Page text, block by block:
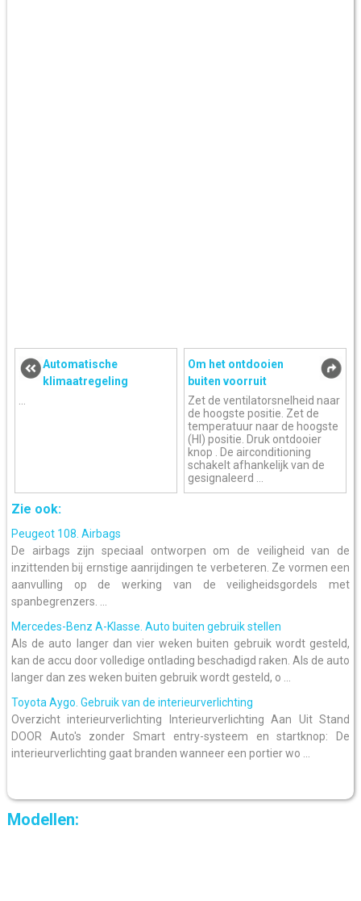
Automatische
klimaatregeling
...
Om het ontdooien
buiten voorruit
Zet de ventilatorsnelheid naar
de hoogste positie. Zet de
temperatuur naar de hoogste
(HI) positie. Druk ontdooier
knop . De airconditioning
schakelt afhankelijk van de
gesignaleerd ...
Zie ook:
Peugeot 108. Airbags
De airbags zijn speciaal ontworpen om de veiligheid van de
inzittenden bij ernstige aanrijdingen te verbeteren. Ze vormen een
aanvulling op de werking van de veiligheidsgordels met
spanbegrenzers. ...
Mercedes-Benz A-Klasse. Auto buiten gebruik stellen
Als de auto langer dan vier weken buiten gebruik wordt gesteld,
kan de accu door volledige ontlading beschadigd raken. Als de auto
langer dan zes weken buiten gebruik wordt gesteld, o ...
Toyota Aygo. Gebruik van de interieurverlichting
Overzicht interieurverlichting Interieurverlichting Aan Uit Stand
DOOR Auto's zonder Smart entry-systeem en startknop: De
interieurverlichting gaat branden wanneer een portier wo ...
Modellen: